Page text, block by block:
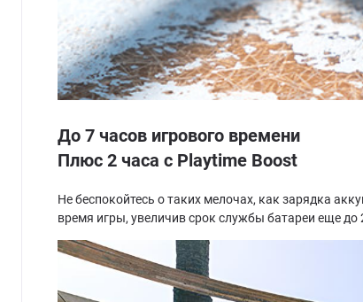
До 7 часов игрового времени
Плюс 2 часа с Playtime Boost
Не беспокойтесь о таких мелочах, как зарядка
время игры, увеличив срок службы батареи еще до